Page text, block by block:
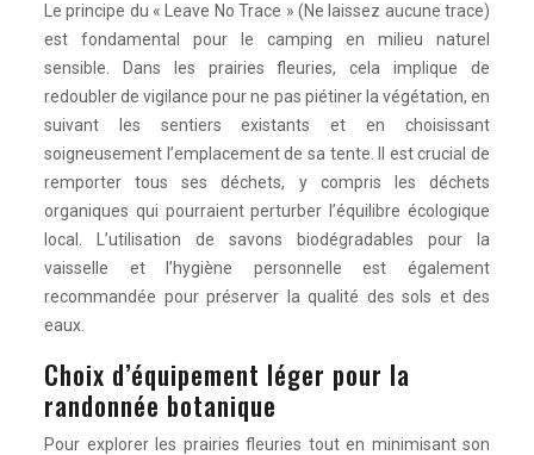
Le principe du « Leave No Trace » (Ne laissez aucune trace)
est fondamental pour le camping en milieu naturel
sensible. Dans les prairies fleuries, cela implique de
redoubler de vigilance pour ne pas piétiner la végétation, en
suivant les sentiers existants et en choisissant
soigneusement l’emplacement de sa tente. Il est crucial de
remporter tous ses déchets, y compris les déchets
organiques qui pourraient perturber l’équilibre écologique
local. L’utilisation de savons biodégradables pour la
vaisselle et l’hygiène personnelle est également
recommandée pour préserver la qualité des sols et des
eaux.
Choix d’équipement léger pour la
randonnée botanique
Pour explorer les prairies fleuries tout en minimisant son